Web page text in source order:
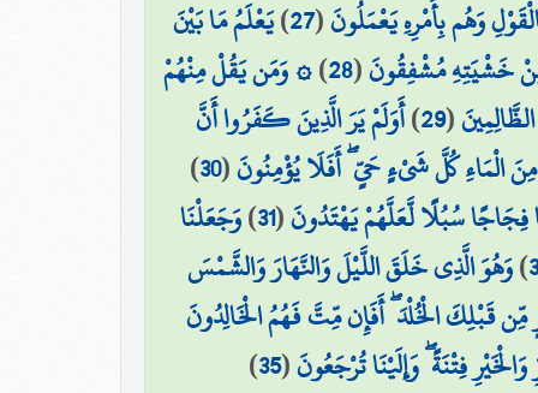
وَهُم بِأَمْرِهِ يَعْمَلُونَ(
27
)يَعْلَمُ مَا بَيْنَ
خَشْيَتِهِ مُشْفِقُونَ(
28
)۞ وَمَن يَقُلْ مِنْهُمْ
(
29
)أَوَلَمْ يَرَ الَّذِينَ كَفَرُوا أَنَّ
الْمَاءِ كُلَّ شَيْءٍ حَيٍّ ۖ أَفَلَا يُؤْمِنُونَ(
30
)
سُبُلًا لَّعَلَّهُمْ يَهْتَدُونَ(
31
)وَجَعَلْنَا
)وَهُوَ الَّذِي خَلَقَ اللَّيْلَ وَالنَّهَارَ وَالشَّمْسَ
مِّن قَبْلِكَ الْخُلْدَ ۖ أَفَإِن مِّتَّ فَهُمُ الْخَالِدُونَ
فِتْنَةً ۖ وَإِلَيْنَا تُرْجَعُونَ(
35
)